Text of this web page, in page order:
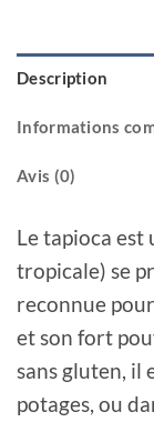
Description
Informations
Avis (0)
Le tapioca est
tropicale) se
reconnue
et son fort
sans gluten, il
potages, ou